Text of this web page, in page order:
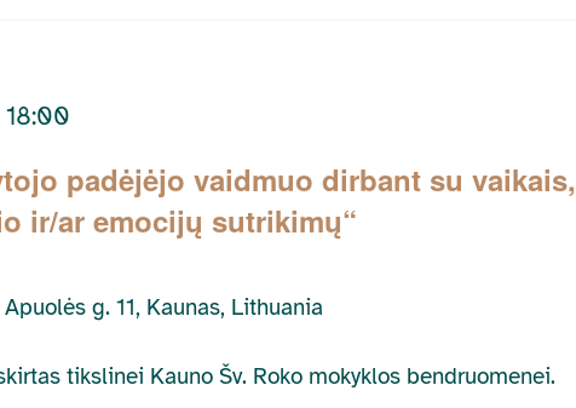
padėjėjo vaidmuo dirbant su vaikais,
ir/ar emocijų sutrikimų“
18:00
Apuolės g. 11, Kaunas, Lithuania
tikslinei Kauno Šv. Roko mokyklos bendruomenei.